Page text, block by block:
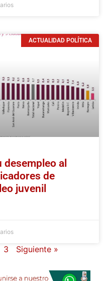
ACTUALIDAD POLÍTICA
desempleo al
de
juvenil
3 Siguiente »